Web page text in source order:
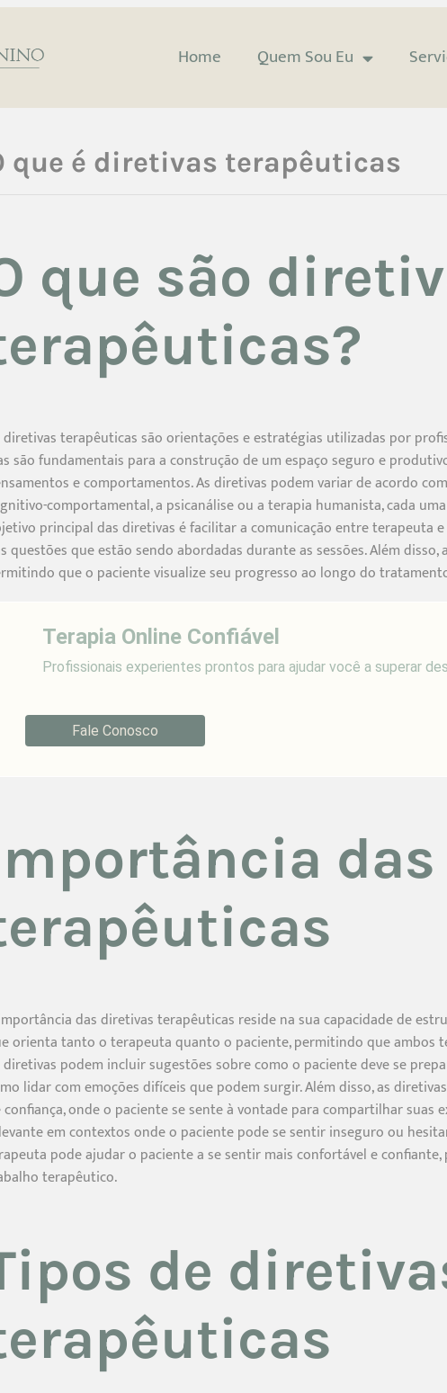
Home Quem Sou Eu
que é diretivas terapêuticas
que são
diretivas terapêuticas são orientações e estratégias utilizadas por
são fundamentais para a construção de um espaço seguro e
e comportamentos. As diretivas podem variar de acordo
comportamental, a psicanálise ou a terapia humanista, cada
principal das diretivas é facilitar a comunicação entre terapeuta
questões que estão sendo abordadas durante as sessões. Além
que o paciente visualize seu progresso ao longo do
Terapia Online Confiável
Profissionais experientes prontos para ajudar você a superar
Fale Conosco
das diretivas terapêuticas reside na sua capacidade de
orienta tanto o terapeuta quanto o paciente, permitindo que ambos
diretivas podem incluir sugestões sobre como o paciente deve se
lidar com emoções difíceis que podem surgir. Além disso, as
confiança, onde o paciente se sente à vontade para compartilhar suas
em contextos onde o paciente pode se sentir inseguro ou
pode ajudar o paciente a se sentir mais confortável e
terapêutico.
de